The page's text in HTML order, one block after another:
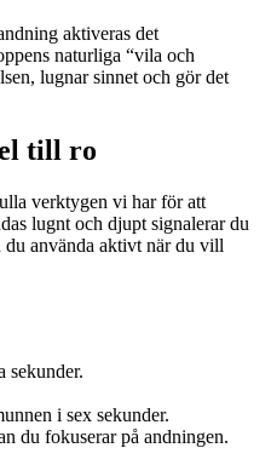
aktiveras det
naturliga “vila och
lugnar sinnet och gör det
till ro
verktygen vi har för att
lugnt och djupt signalerar du
använda aktivt när du vill
sekunder.
i sex sekunder.
du fokuserar på andningen.